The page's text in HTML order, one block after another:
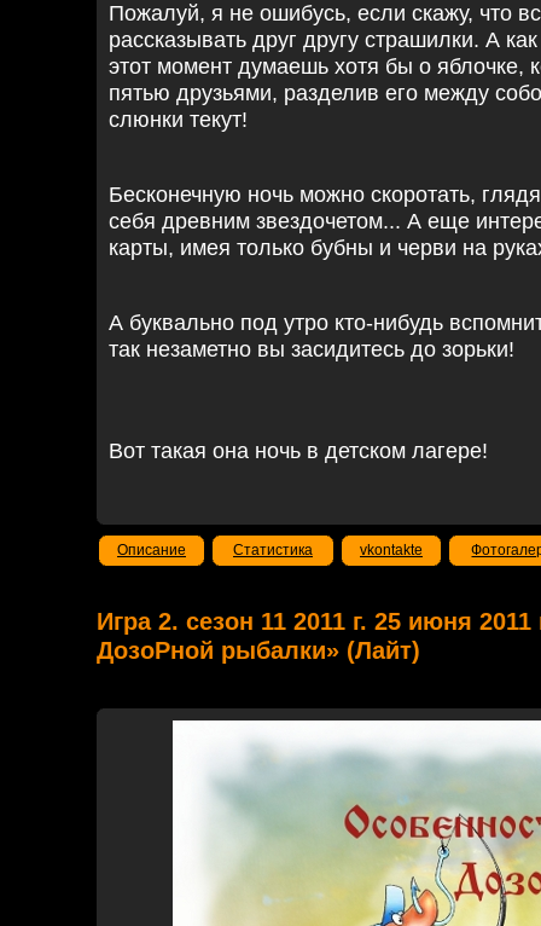
Пожалуй, я не ошибусь, если скажу, что
рассказывать друг другу страшилки. А
этот момент думаешь хотя бы о яблочке,
пятью друзьями, разделив его между
слюнки текут!
Бесконечную ночь можно скоротать,
себя древним звездочетом... А еще
карты, имея только бубны и черви на
А буквально под утро кто-нибудь
так незаметно вы засидитесь до зорьки!
Вот такая она ночь в детском лагере!
Описание Статистика vkontakte
Игра 2. сезон 11 2011 г. 25 июня
ДозоРной рыбалки» (Лайт)